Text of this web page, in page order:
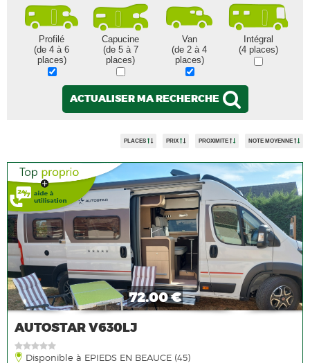
Profilé
(de 4 à 6
places)
Capucine
(de 5 à 7
places)
Van
(de 2 à 4
places)
Intégral
(4 places)
ACTUALISER MA RECHERCHE
PLACES PRIX PROXIMITE NOTE MOYENNE
72.00 €
AUTOSTAR V630LJ
Disponible à EPIEDS EN BEAUCE (45)